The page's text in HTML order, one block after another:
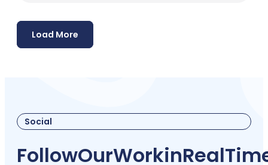
Load More
Social
FollowOurWorkinReal